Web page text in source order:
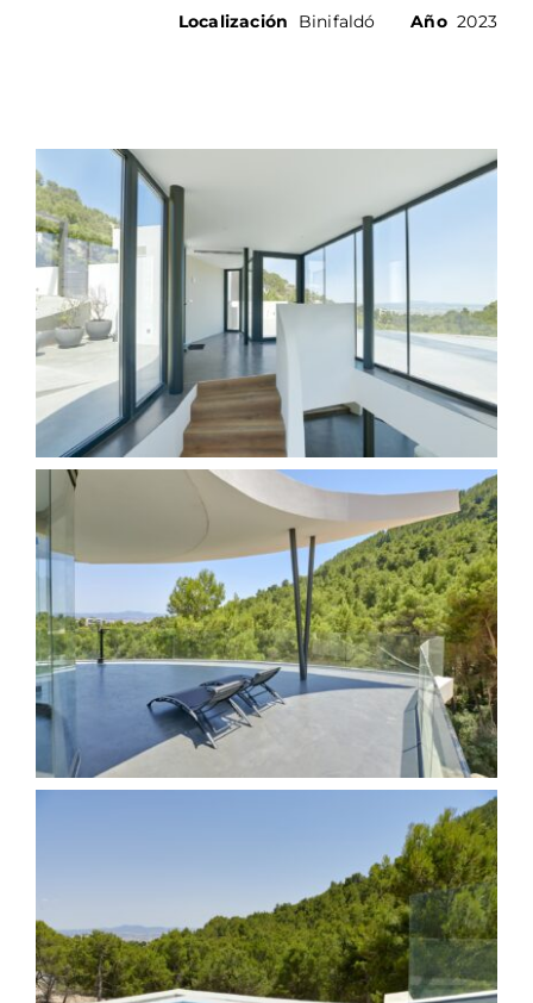
Localización BinifaldóAño2023